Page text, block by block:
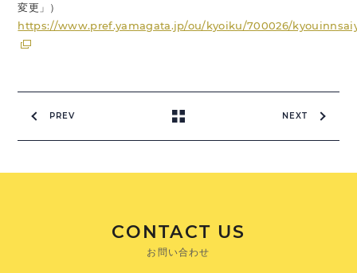
変更」）
https://www.pref.yamagata.jp/ou/kyoiku/700026/
PREV NEXT
CONTACT US
お問い合わせ